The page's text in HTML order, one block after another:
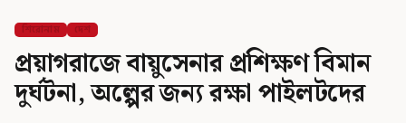
শিরোনাম দেশ
প্রয়াগরাজে বায়ুসেনার প্রশিক্ষণ বিমান
দুর্ঘটনা, অল্পের জন্য রক্ষা পাইলটদের